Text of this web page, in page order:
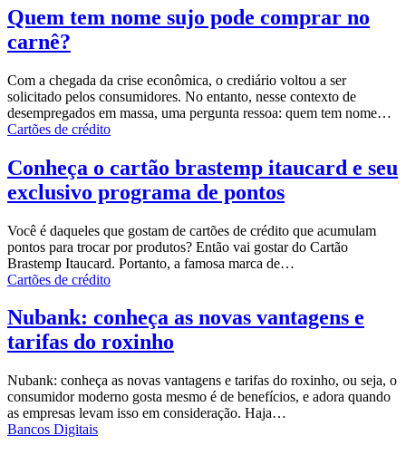
Quem tem nome sujo pode comprar no
carnê?
Com a chegada da crise econômica, o crediário voltou a ser
solicitado pelos consumidores. No entanto, nesse contexto de
desempregados em massa, uma pergunta ressoa: quem tem nome…
Cartões de crédito
Conheça o cartão brastemp itaucard e seu
exclusivo programa de pontos
Você é daqueles que gostam de cartões de crédito que acumulam
pontos para trocar por produtos? Então vai gostar do Cartão
Brastemp Itaucard. Portanto, a famosa marca de…
Cartões de crédito
Nubank: conheça as novas vantagens e
tarifas do roxinho
Nubank: conheça as novas vantagens e tarifas do roxinho, ou seja, o
consumidor moderno gosta mesmo é de benefícios, e adora quando
as empresas levam isso em consideração. Haja…
Bancos Digitais